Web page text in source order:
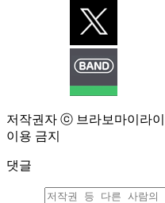
저작권자 ⓒ 브라보마이라
이용 금지
댓글